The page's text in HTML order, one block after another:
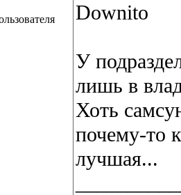
Downito
У
лишь в
Хоть
почему-то
лучшая...